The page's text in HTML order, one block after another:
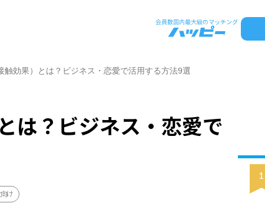
触効果）とは？ビジネス・恋愛で活用する方法9選
は？ビジネス・恋愛で
け